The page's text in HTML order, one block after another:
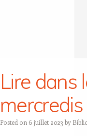
Lire dans
Posted on 6 juillet 2023 by